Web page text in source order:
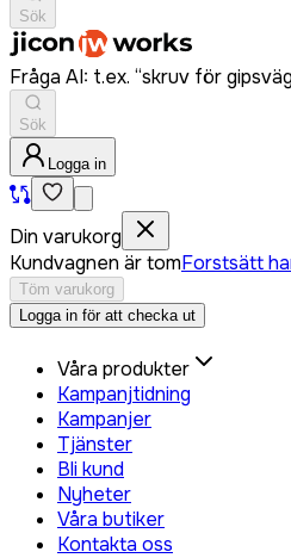
Sök
Fråga AI: t.ex. “skruv för
Sök
Logga in
Din varukorg
Kundvagnen är tomForstsätt
Töm varukorg
Logga in för att checka ut
Våra produkter
Kampanjtidning
Kampanjer
Tjänster
Bli kund
Nyheter
Våra butiker
Kontakta oss